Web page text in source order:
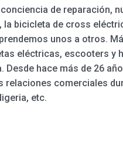
de reparación,
bicicleta de cross
unos a otros.
eléctricas, escooters y
Desde hace más de 26
comerciales
etc.